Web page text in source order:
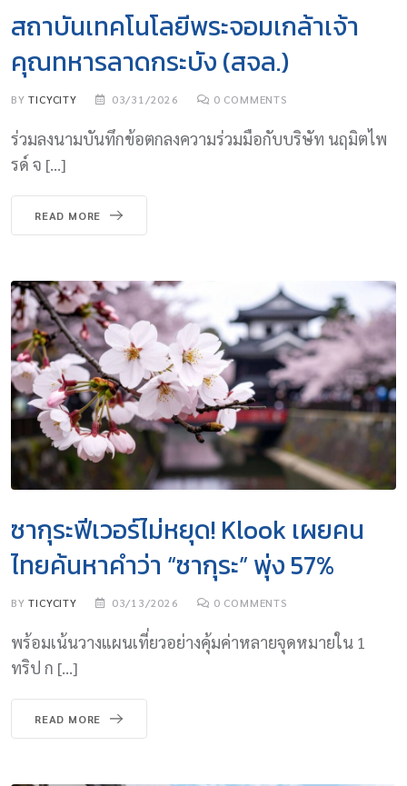
สถาบันเทคโนโลยีพระจอมเกล้าเจ้า
คุณทหารลาดกระบัง (สจล.)
BYTICYCITY 03/31/2026 0 COMMENTS
ร่วมลงนามบันทึกข้อตกลงความร่วมมือกับบริษัท นฤมิตไพ
รด์ จ […]
READ MORE
ซากุระฟีเวอร์ไม่หยุด! Klook เผยคน
ไทยค้นหาคำว่า “ซากุระ” พุ่ง 57%
BYTICYCITY 03/13/2026 0 COMMENTS
พร้อมเน้นวางแผนเที่ยวอย่างคุ้มค่าหลายจุดหมายใน 1
ทริป ก […]
READ MORE